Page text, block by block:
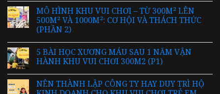
MÔ HÌNH KHU VUI CHƠI – TỪ 300M² LÊN
500M² VÀ 1000M²: CƠ HỘI VÀ THÁCH THỨC
(PHẦN 2)
5 BÀI HỌC XƯƠNG MÁU SAU 1 NĂM VẬN
HÀNH KHU VUI CHƠI 300M2 (P1)
NÊN THÀNH LẬP CÔNG TY HAY DUY TRÌ HỘ